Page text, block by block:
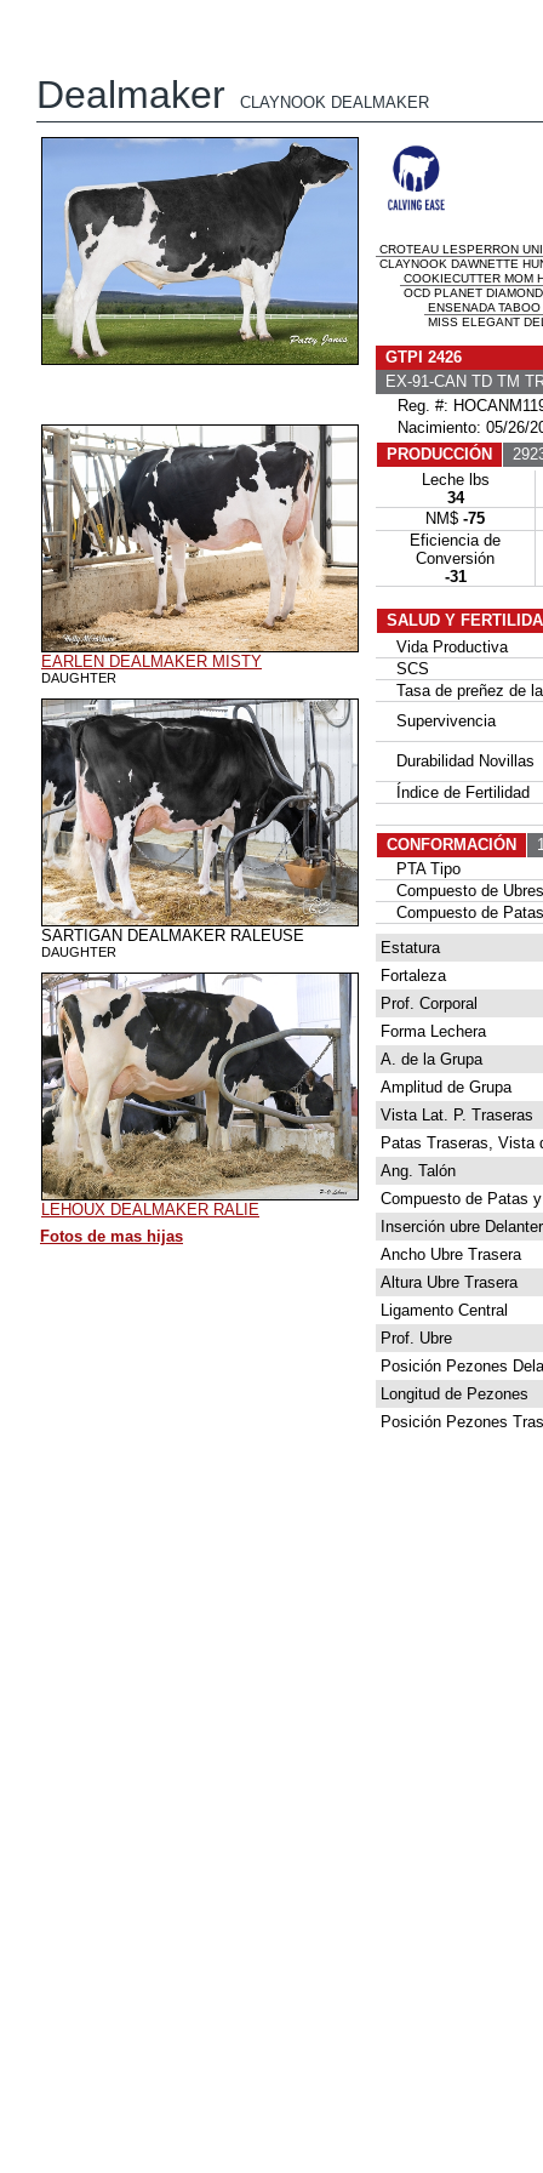
Dealmaker CLAYNOOK DEALMAKER
EARLEN DEALMAKER MISTY
DAUGHTER
SARTIGAN DEALMAKER RALEUSE
DAUGHTER
LEHOUX DEALMAKER RALIE
Fotos de mas hijas
CROTEAU LESPERRON
CLAYNOOK DAWNETTE
COOKIECUTTER MOM
OCD PLANET
ENSENADA
MISS ELEGANT
GTPI 2426
EX-91-CAN TD TM
Reg. #:
Nacimiento: 05/26/
PRODUCCIÓN
Leche lbs
34
NM$ -75
Eficiencia de
Conversión
-31
SALUD Y
Vida Productiva
SCS
Tasa de preñez de
Supervivencia
Durabilidad Novillas
Índice de Fertilidad
CONFORMACIÓN
PTA Tipo
Compuesto de Ubres
Compuesto de
Estatura
Fortaleza
Prof. Corporal
Forma Lechera
A. de la Grupa
Amplitud de Grupa
Vista Lat. P. Traseras
Patas Traseras, Vista
Ang. Talón
Compuesto de Patas
Inserción ubre
Ancho Ubre Trasera
Altura Ubre Trasera
Ligamento Central
Prof. Ubre
Posición Pezones
Longitud de Pezones
Posición Pezones